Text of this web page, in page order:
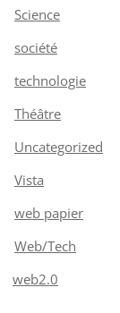
Science
société
technologie
Théâtre
Uncategorized
Vista
web papier
Web/Tech
web2.0